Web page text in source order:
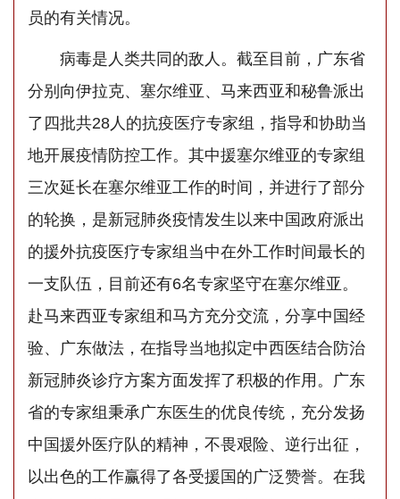
员的有关情况。
病毒是人类共同的敌人。截至目前，广东省
分别向伊拉克、塞尔维亚、马来西亚和秘鲁派出
了四批共28人的抗疫医疗专家组，指导和协助当
地开展疫情防控工作。其中援塞尔维亚的专家组
三次延长在塞尔维亚工作的时间，并进行了部分
的轮换，是新冠肺炎疫情发生以来中国政府派出
的援外抗疫医疗专家组当中在外工作时间最长的
一支队伍，目前还有6名专家坚守在塞尔维亚。
赴马来西亚专家组和马方充分交流，分享中国经
验、广东做法，在指导当地拟定中西医结合防治
新冠肺炎诊疗方案方面发挥了积极的作用。广东
省的专家组秉承广东医生的优良传统，充分发扬
中国援外医疗队的精神，不畏艰险、逆行出征，
以出色的工作赢得了各受援国的广泛赞誉。在我